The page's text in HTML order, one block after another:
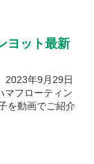
ヨット最新
年9月29日
マフローティン
を動画でご紹介